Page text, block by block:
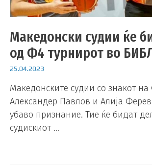
Македонски судии ќе
од Ф4 турнирот во
25.04.2023
Македонските судии со знакот
Александер Павлов и Алија
убаво признание. Тие ќе бидат
судискиот …